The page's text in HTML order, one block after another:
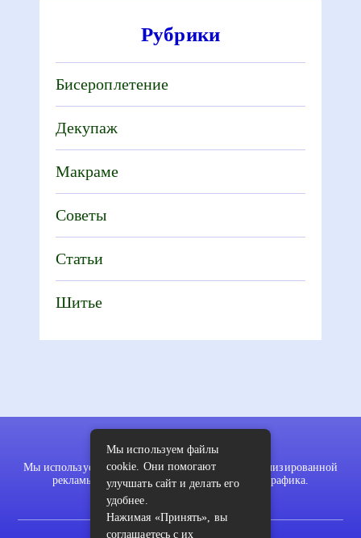
Рубрики
Бисероплетение
Декупаж
Макраме
Советы
Статьи
Шитье
Мы используем файлы cookie для показа персонализированной
рекламы и/или контента и анализа нашего трафика.
Мы используем файлы
cookie. Они помогают
улучшать сайт и делать его
удобнее.
Нажимая «Принять», вы
соглашаетесь с их